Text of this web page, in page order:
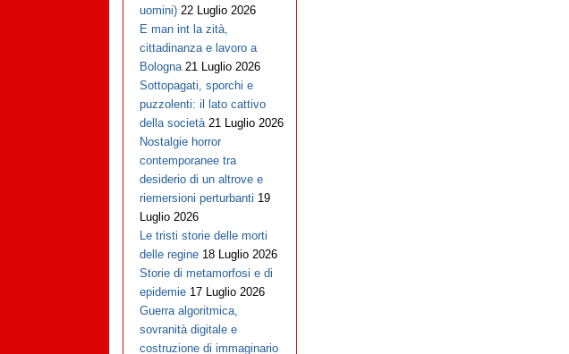
uomini) 22 Luglio 2026
E man int la zità,
cittadinanza e lavoro a
Bologna 21 Luglio 2026
Sottopagati, sporchi e
puzzolenti: il lato cattivo
della società 21 Luglio 2026
Nostalgie horror
contemporanee tra
desiderio di un altrove e
riemersioni perturbanti 19
Luglio 2026
Le tristi storie delle morti
delle regine 18 Luglio 2026
Storie di metamorfosi e di
epidemie 17 Luglio 2026
Guerra algoritmica,
sovranità digitale e
costruzione di immaginario